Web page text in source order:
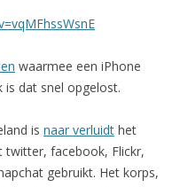
waarmee een iPhone
dat snel opgelost.
is naar verluidt het
twitter, facebook, Flickr,
gebruikt. Het korps,